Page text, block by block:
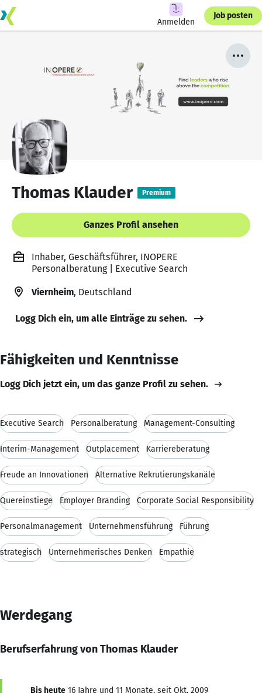
Anmelden
Job posten
Thomas Klauder Premium
Ganzes Profil ansehen
Inhaber, Geschäftsführer, INOPERE
Personalberatung | Executive Search
Viernheim, Deutschland
Logg Dich ein, um alle Einträge zu sehen.
Fähigkeiten und Kenntnisse
Logg Dich jetzt ein, um das ganze Profil zu sehen.
Executive Search Personalberatung Management-Consulting
Interim-Management Outplacement Karriereberatung
Freude an Innovationen Alternative Rekrutierungskanäle
Quereinstiege Employer Branding Corporate Social Responsibility
Personalmanagement Unternehmensführung Führung
strategisch Unternehmerisches Denken Empathie
Werdegang
Berufserfahrung von Thomas Klauder
Bis heute 16 Jahre und 11 Monate, seit Okt. 2009